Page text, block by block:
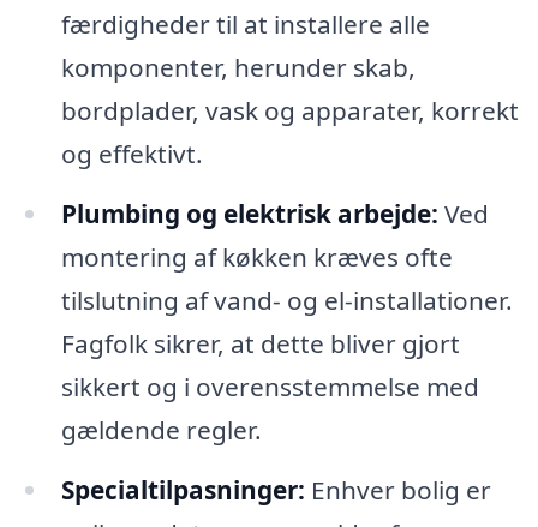
færdigheder til at installere alle
komponenter, herunder skab,
bordplader, vask og apparater, korrekt
og effektivt.
Plumbing og elektrisk arbejde: Ved
montering af køkken kræves ofte
tilslutning af vand- og el-installationer.
Fagfolk sikrer, at dette bliver gjort
sikkert og i overensstemmelse med
gældende regler.
Specialtilpasninger: Enhver bolig er